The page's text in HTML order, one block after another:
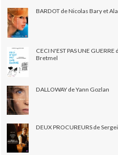
BARDOT de Nicolas Bary et
CECI N'EST PAS UNE
Bretmel
DALLOWAY de Yann Gozlan
DEUX PROCUREURS de